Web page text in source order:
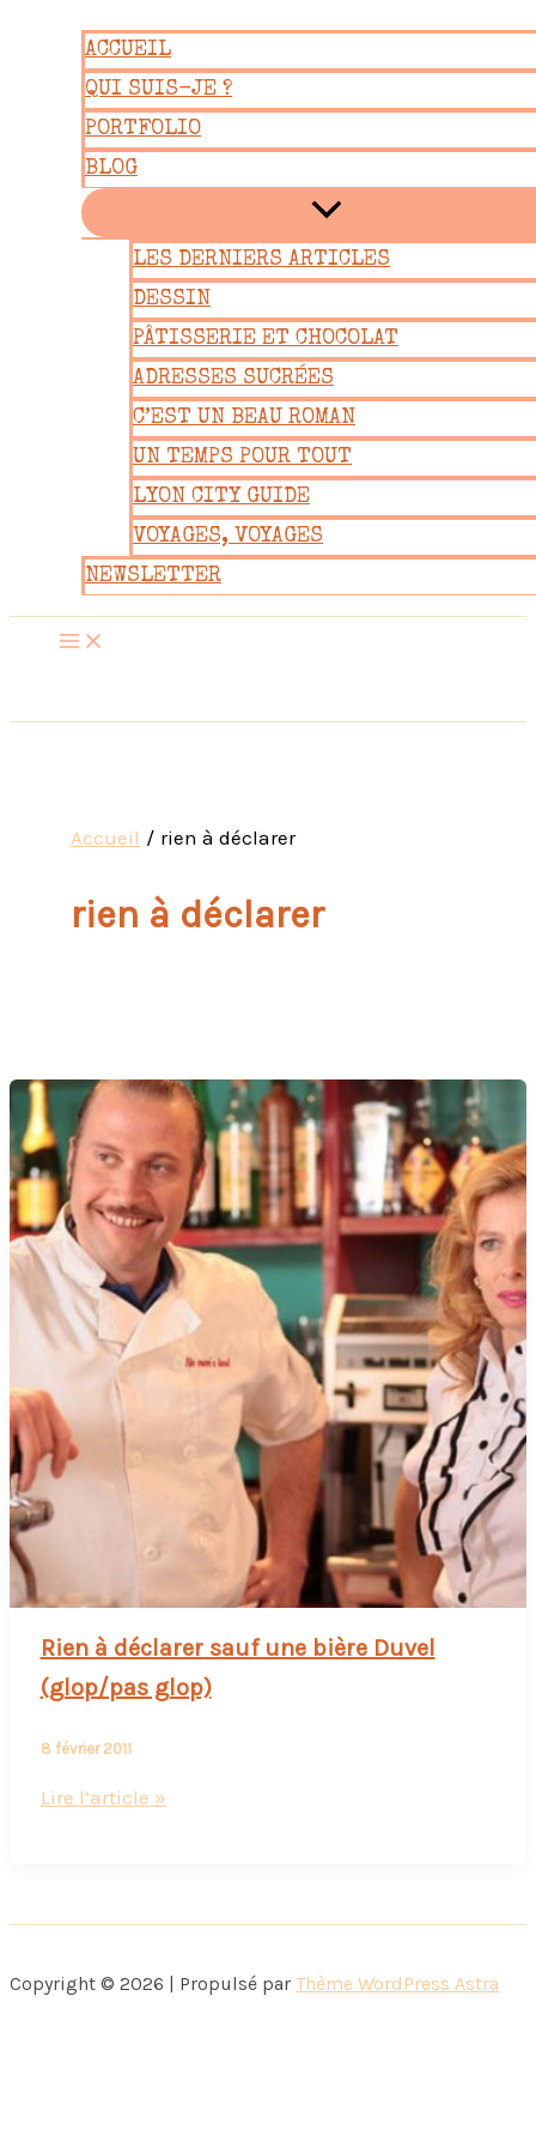
contenu
ACCUEIL
QUI SUIS-JE ?
PORTFOLIO
BLOG
LES DERNIERS ARTICLES
DESSIN
PÂTISSERIE ET CHOCOLAT
ADRESSES SUCRÉES
C’EST UN BEAU ROMAN
UN TEMPS POUR TOUT
LYON CITY GUIDE
VOYAGES, VOYAGES
NEWSLETTER
Accueil rien à déclarer
rien à déclarer
Rien à déclarer sauf une bière Duvel
(glop/pas glop)
8 février 2011
Rien
une
Duvel
Lire l’article »
Copyright © 2026 | Propulsé par Thème WordPress Astra